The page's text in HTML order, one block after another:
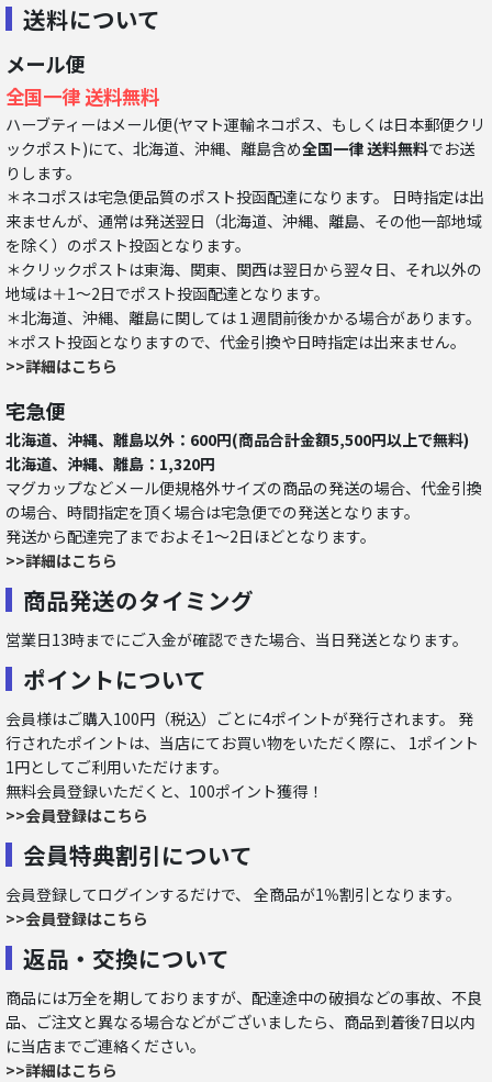
送料について
メール便
全国一律 送料無料
ハーブティーはメール便(ヤマト運輸ネコポス、もしくは日本郵便クリ
ックポスト)にて、北海道、沖縄、離島含め全国一律 送料無料でお送
りします。
＊ネコポスは宅急便品質のポスト投函配達になります。 日時指定は出
来ませんが、通常は発送翌日（北海道、沖縄、離島、その他一部地域
を除く）のポスト投函となります。
＊クリックポストは東海、関東、関西は翌日から翌々日、それ以外の
地域は＋1～2日でポスト投函配達となります。
＊北海道、沖縄、離島に関しては１週間前後かかる場合があります。
＊ポスト投函となりますので、代金引換や日時指定は出来ません。
>>詳細はこちら
宅急便
北海道、沖縄、離島以外：600円(商品合計金額5,500円以上で無料)
北海道、沖縄、離島：1,320円
マグカップなどメール便規格外サイズの商品の発送の場合、代金引換
の場合、時間指定を頂く場合は宅急便での発送となります。
発送から配達完了までおよそ1～2日ほどとなります。
>>詳細はこちら
商品発送のタイミング
営業日13時までにご入金が確認できた場合、当日発送となります。
ポイントについて
会員様はご購入100円（税込）ごとに4ポイントが発行されます。 発
行されたポイントは、当店にてお買い物をいただく際に、 1ポイント
1円としてご利用いただけます。
無料会員登録いただくと、100ポイント獲得！
>>会員登録はこちら
会員特典割引について
会員登録してログインするだけで、 全商品が1％割引となります。
>>会員登録はこちら
返品・交換について
商品には万全を期しておりますが、配達途中の破損などの事故、不良
品、ご注文と異なる場合などがございましたら、商品到着後7日以内
に当店までご連絡ください。
>>詳細はこちら